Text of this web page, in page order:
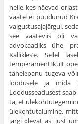
neile, kes näevad
vaatel ei puudunud
valgustusajajärgul,
see vaateviis oli
advokaadiks ühe
Kallikles’e. Sellel
temperamentlikult
tähelepanu tugeva
loodusele ja mida
Loodusseadusest
ta, et
ülekohtutalumine,
järgi olevat asi just